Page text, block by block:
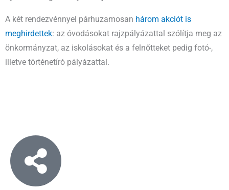
A két rendezvénnyel párhuzamosan három akciót is
meghirdettek: az óvodásokat rajzpályázattal szólítja meg az
önkormányzat, az iskolásokat és a felnőtteket pedig fotó-,
illetve történetíró pályázattal.